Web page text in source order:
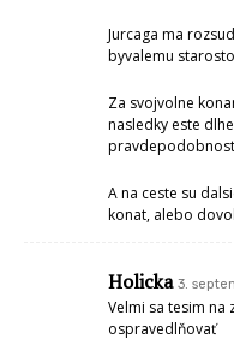
Jurcaga ma
byvalemu
Za svojvolne
nasledky este
A na ceste su
konat, alebo
Holicka 3.
Velmi sa tesim na
ospravedlňovať